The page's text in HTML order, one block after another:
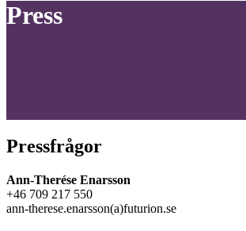
Press
Pressfrågor
Ann-Therése Enarsson
+46 709 217 550
ann-therese.enarsson(a)futurion.se